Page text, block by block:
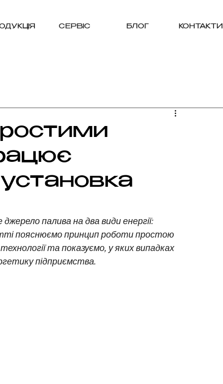
СЕРВІС БЛОГ КОНТАКТИ
палива на два види енергії:
пояснюємо принцип роботи простою
та показуємо, у яких випадках
підприємства.